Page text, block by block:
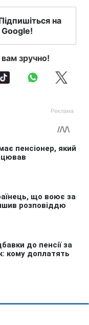
на
Google!
зручно!